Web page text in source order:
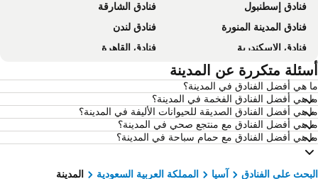
فنادق إسطنبول
فنادق الشارقة
فنادق المدينة المنورة
فنادق لندن
فنادق الإسكندرية
فنادق القاهرة
فنادق بانكوك
فنادق مسقط
فنادق العقة
فنادق عمان
فنادق الدوحة
فنادق طرابزون
فنادق أبها
فنادق البحر الميت - الأردن
فنادق جربة
متكررة عن المدينة
هي أفضل الفنادق في المدينة؟
هي أفضل الفنادق الفخمة في المدينة؟
هي أفضل الفنادق الصديقة للحيوانات الأليفة في المدينة؟
هي أفضل الفنادق مع منتجع صحي في المدينة؟
هي أفضل الفنادق مع حمام سباحة في المدينة؟
على الفنادق آسيا المملكة العربية السعودية المدينة